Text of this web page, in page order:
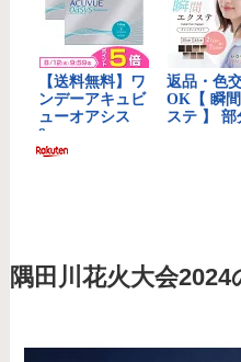
隅田川花火大会